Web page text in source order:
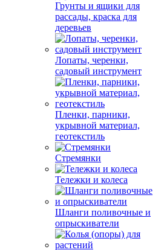
Грунты и ящики для
рассады, краска для
деревьев
Лопаты, черенки,
садовый инструмент
Пленки, парники,
укрывной материал,
геотекстиль
Стремянки
Тележки и колеса
Шланги поливочные и
опрыскиватели